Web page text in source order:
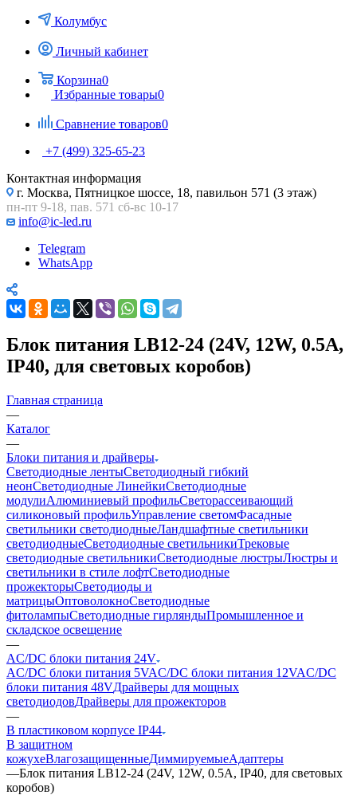
Колумбус
Личный кабинет
Корзина0
Избранные товары0
Сравнение товаров0
+7 (499) 325-65-23
Контактная информация
г. Москва, Пятницкое шоссе, 18, павильон 571 (3 этаж)
пн-пт 9-18, пав. 571 сб-вс 10-17
info@ic-led.ru
Telegram
WhatsApp
Блок питания LB12-24 (24V, 12W, 0.5A,
IP40, для световых коробов)
Главная страница
—
Каталог
—
Блоки питания и драйверы
Светодиодные лентыСветодиодный гибкий
неонСветодиодные ЛинейкиСветодиодные
модулиАлюминиевый профильСветорассеивающий
силиконовый профильУправление светомФасадные
светильники светодиодныеЛандшафтные светильники
светодиодныеСветодиодные светильникиТрековые
светодиодные светильникиСветодиодные люстрыЛюстры и
светильники в стиле лофтСветодиодные
прожекторыСветодиоды и
матрицыОптоволокноСветодиодные
фитолампыСветодиодные гирляндыПромышленное и
складское освещение
—
AC/DC блоки питания 24V
AC/DC блоки питания 5VAC/DC блоки питания 12VAC/DC
блоки питания 48VДрайверы для мощных
светодиодовДрайверы для прожекторов
—
В пластиковом корпусе IP44
В защитном
кожухеВлагозащищенныеДиммируемыеАдаптеры
—Блок питания LB12-24 (24V, 12W, 0.5A, IP40, для световых
коробов)